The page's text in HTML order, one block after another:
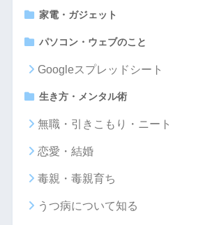
家電・ガジェット
パソコン・ウェブのこと
Googleスプレッドシート
生き方・メンタル術
無職・引きこもり・ニート
恋愛・結婚
毒親・毒親育ち
うつ病について知る